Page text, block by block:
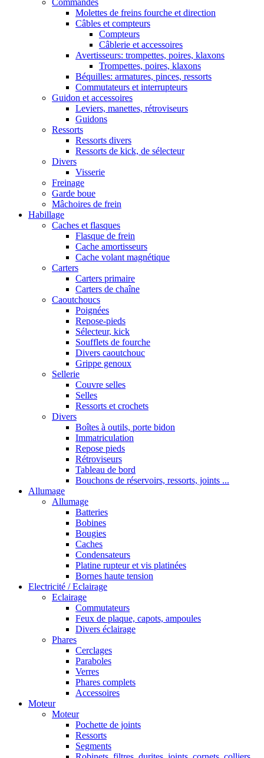
Commandes
Molettes de freins fourche et direction
Câbles et compteurs
Compteurs
Câblerie et accessoires
Avertisseurs: trompettes, poires, klaxons
Trompettes, poires, klaxons
Béquilles: armatures, pinces, ressorts
Commutateurs et interrupteurs
Guidon et accessoires
Leviers, manettes, rétroviseurs
Guidons
Ressorts
Ressorts divers
Ressorts de kick, de sélecteur
Divers
Visserie
Freinage
Garde boue
Mâchoires de frein
Habillage
Caches et flasques
Flasque de frein
Cache amortisseurs
Cache volant magnétique
Carters
Carters primaire
Carters de chaîne
Caoutchoucs
Poignées
Repose-pieds
Sélecteur, kick
Soufflets de fourche
Divers caoutchouc
Grippe genoux
Sellerie
Couvre selles
Selles
Ressorts et crochets
Divers
Boîtes à outils, porte bidon
Immatriculation
Repose pieds
Rétroviseurs
Tableau de bord
Bouchons de réservoirs, ressorts, joints ...
Allumage
Allumage
Batteries
Bobines
Bougies
Caches
Condensateurs
Platine rupteur et vis platinées
Bornes haute tension
Electricité / Eclairage
Eclairage
Commutateurs
Feux de plaque, capots, ampoules
Divers éclairage
Phares
Cerclages
Paraboles
Verres
Phares complets
Accessoires
Moteur
Moteur
Pochette de joints
Ressorts
Segments